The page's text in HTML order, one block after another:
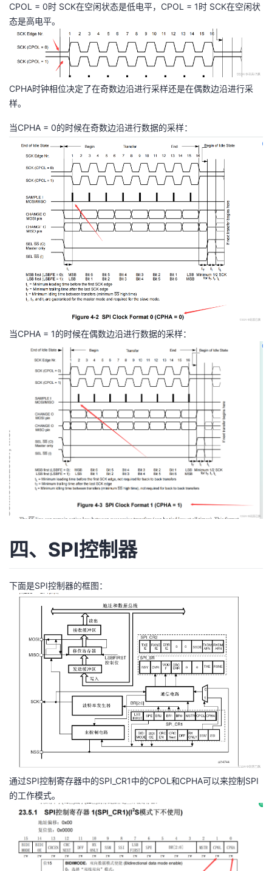
CPOL = 0时 SCK在空闲状态是低电平，CPOL = 1时 SCK在空闲状
态是高电平。
CPHA时钟相位决定了在奇数边沿进行采样还是在偶数边沿进行采
样。
当CPHA = 0的时候在奇数边沿进行数据的采样：
当CPHA = 1的时候在偶数边沿进行数据的采样：
四、SPI控制器
下面是SPI控制器的框图：
通过SPI控制寄存器中的SPI_CR1中的CPOL和CPHA可以来控制SPI
的工作模式。